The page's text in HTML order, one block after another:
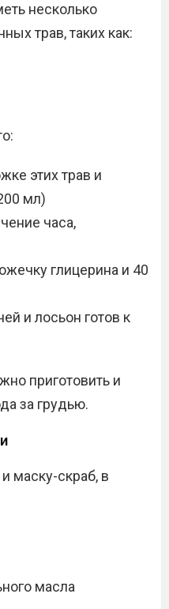
несколько
трав, таких как:
этих трав и
мл)
часа,
глицерина и 40
и лосьон готов к
приготовить и
за грудью.
маску-скраб, в
масла